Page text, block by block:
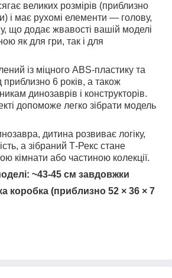
великих розмірів (приблизно
і має рухомі елементи — голову,
що додає жвавості вашій моделі
як для гри, так і для
із міцного ABS-пластику та
приблизно 6 років, а також
динозаврів і конструкторів.
допоможе легко зібрати модель
дитина розвиває логіку,
а зібраний Т-Рекс стане
кімнати або частиною колекції.
~43-45 см завдовжки
коробка (приблизно 52 × 36 × 7